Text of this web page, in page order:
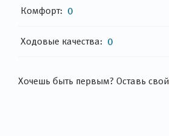
Хочешь быть первым? Оставь свой
Комфорт: 0
Ходовые качества: 0